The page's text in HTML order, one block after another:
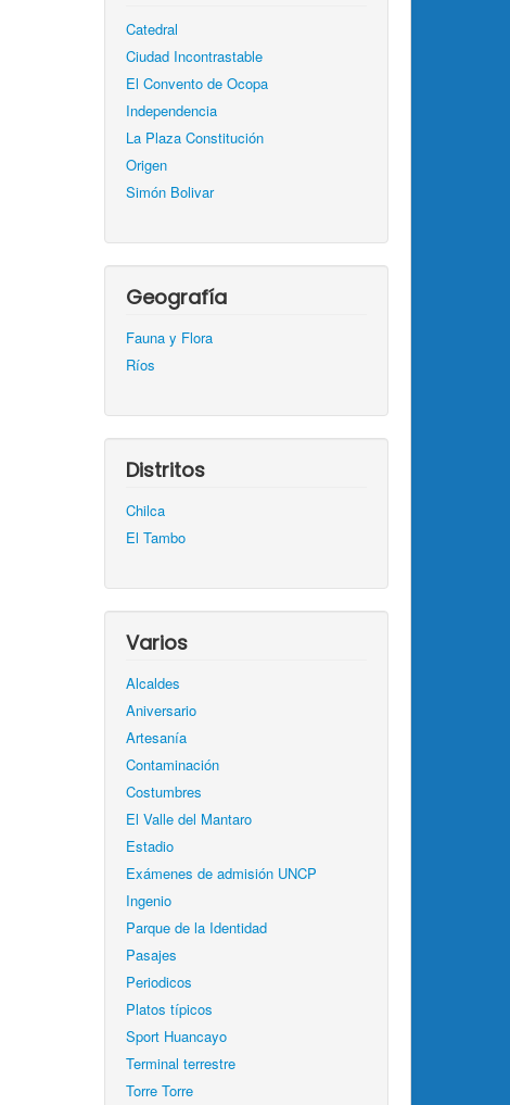
Catedral
Ciudad Incontrastable
El Convento de Ocopa
Independencia
La Plaza Constitución
Origen
Simón Bolivar
Geografía
Fauna y Flora
Ríos
Distritos
Chilca
El Tambo
Varios
Alcaldes
Aniversario
Artesanía
Contaminación
Costumbres
El Valle del Mantaro
Estadio
Exámenes de admisión UNCP
Ingenio
Parque de la Identidad
Pasajes
Periodicos
Platos típicos
Sport Huancayo
Terminal terrestre
Torre Torre